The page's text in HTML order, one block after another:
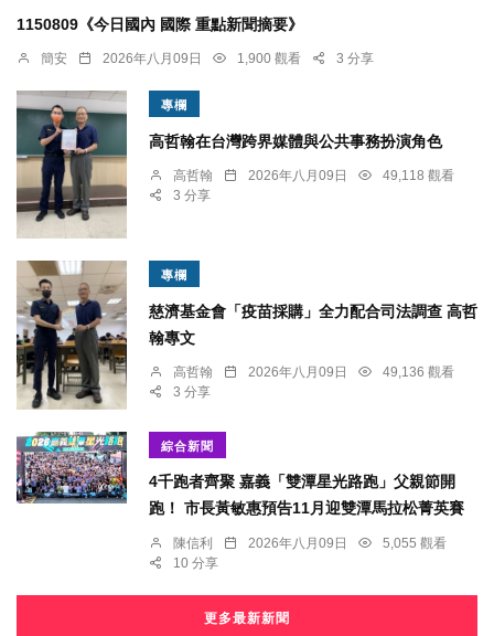
1150809《今日國內 國際 重點新聞摘要》
簡安 2026年八月09日 1,900 觀看 3 分享
專欄
高哲翰在台灣跨界媒體與公共事務扮演角色
高哲翰 2026年八月09日
49,118 觀看
3 分享
專欄
慈濟基金會「疫苗採購」全力配合司法調查 高哲
翰專文
高哲翰 2026年八月09日
49,136 觀看
3 分享
綜合新聞
4千跑者齊聚 嘉義「雙潭星光路跑」父親節開
跑！ 市長黃敏惠預告11月迎雙潭馬拉松菁英賽
陳信利 2026年八月09日
5,055 觀看
10 分享
更多最新新聞